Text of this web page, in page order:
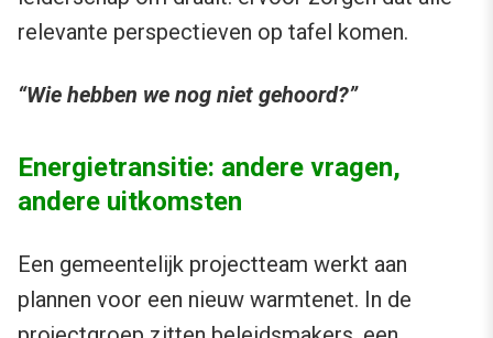
relevante perspectieven op tafel komen.
“Wie hebben we nog niet gehoord?”
Energietransitie: andere vragen,
andere uitkomsten
Een gemeentelijk projectteam werkt aan
plannen voor een nieuw warmtenet. In de